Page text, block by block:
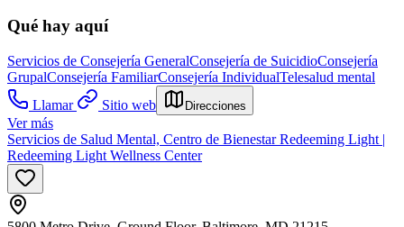
Qué hay aquí
Servicios de Consejería GeneralConsejería de SuicidioConsejería
GrupalConsejería FamiliarConsejería IndividualTelesalud mental
Llamar
Sitio web Direcciones
Ver más
Servicios de Salud Mental, Centro de Bienestar Redeeming Light |
Redeeming Light Wellness Center